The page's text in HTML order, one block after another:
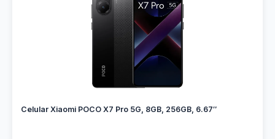
Celular Xiaomi POCO X7 Pro 5G, 8GB, 256GB, 6.67″